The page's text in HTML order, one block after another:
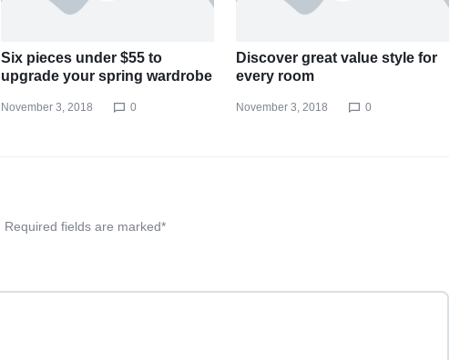
Six pieces under $55 to
upgrade your spring wardrobe
November 3, 2018 0
Discover great value style for
every room
November 3, 2018 0
Required fields are marked*